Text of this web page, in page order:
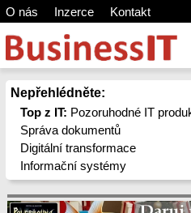
O nás Inzerce Kontakt
Nepřehlédněte:
Top z IT: Pozoruhodné IT
Správa dokumentů
Digitální transformace
Informační systémy